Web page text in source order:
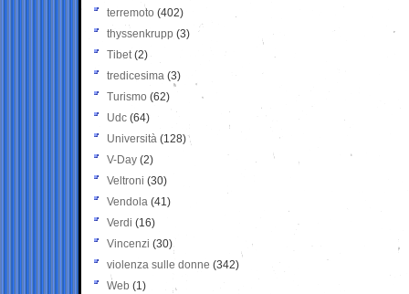
terremoto (402)
thyssenkrupp (3)
Tibet(2)
tredicesima (3)
Turismo (62)
Udc (64)
Università (128)
V-Day (2)
Veltroni (30)
Vendola (41)
Verdi (16)
Vincenzi (30)
violenza sulle donne (342)
Web (1)